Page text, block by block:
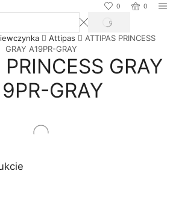
0 0
SEARCH
Attipas
ATTIPAS PRINCESS
GRAY A19PR-GRAY
GRAY
GRAY